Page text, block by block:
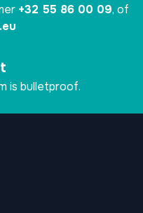
+32 55 86 00 09, of
is bulletproof.